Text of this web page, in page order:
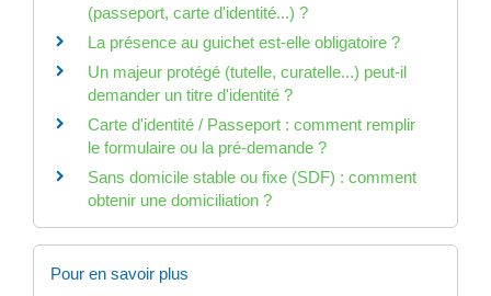
(passeport, carte d'identité...) ?
La présence au guichet est-elle obligatoire ?
Un majeur protégé (tutelle, curatelle...) peut-il
demander un titre d'identité ?
Carte d'identité / Passeport : comment remplir
le formulaire ou la pré-demande ?
Sans domicile stable ou fixe (SDF) : comment
obtenir une domiciliation ?
Pour en savoir plus